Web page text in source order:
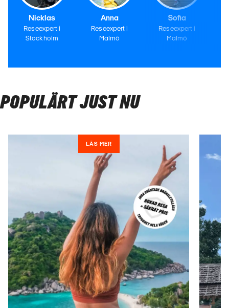
Nicklas
Reseexpert i
Stockholm
Anna
Reseexpert i
Malmö
Sofia
Reseexpert i
Malmö
POPULÄRT JUST NU
LÄS MER